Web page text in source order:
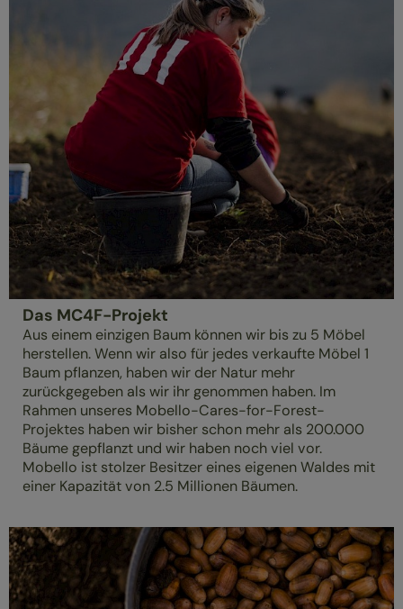
Das MC4F-Projekt
Aus einem einzigen Baum können wir bis zu 5 Möbel
herstellen. Wenn wir also für jedes verkaufte Möbel 1
Baum pflanzen, haben wir der Natur mehr
zurückgegeben als wir ihr genommen haben. Im
Rahmen unseres Mobello-Cares-for-Forest-
Projektes haben wir bisher schon mehr als 200.000
Bäume gepflanzt und wir haben noch viel vor.
Mobello ist stolzer Besitzer eines eigenen Waldes mit
einer Kapazität von 2.5 Millionen Bäumen.